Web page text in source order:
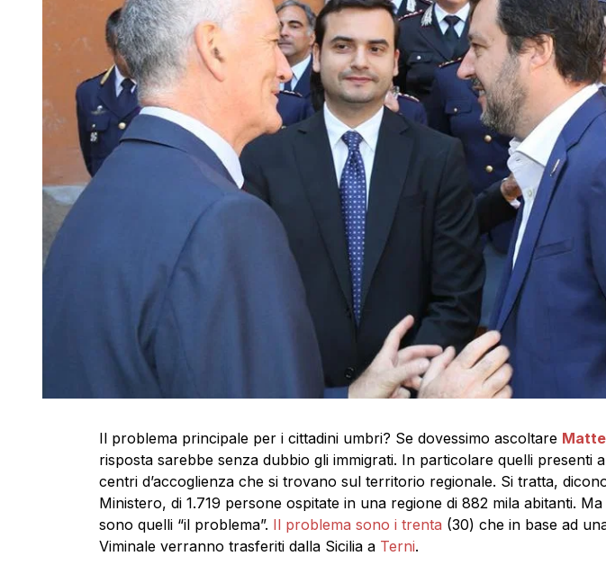
Il problema principale per i cittadini umbri? Se dovessimo ascoltare
risposta sarebbe senza dubbio gli immigrati. In particolare quelli presenti
centri d’accoglienza che si trovano sul territorio regionale. Si tratta,
Ministero, di 1.719 persone ospitate in una regione di 882 mila abitanti.
sono quelli “il problema”. Il problema sono i trenta (30) che in base ad
Viminale verranno trasferiti dalla Sicilia a Terni.